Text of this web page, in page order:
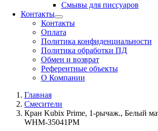
Смывы для писсуаров
Контакты
Контакты
Оплата
Политика конфиденциальности
Политика обработки ПД
Обмен и возврат
Референтные объекты
О Компании
Главная
Смесители
Кран Kubix Prime, 1-рычаж., Белый
WHM-35041PM